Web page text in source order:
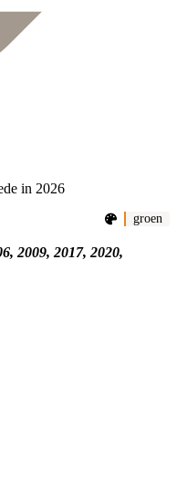
in 2026
groen
2009, 2017, 2020,